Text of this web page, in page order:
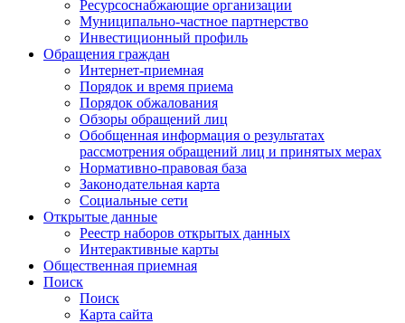
Ресурсоснабжающие организации
Муниципально-частное партнерство
Инвестиционный профиль
Обращения граждан
Интернет-приемная
Порядок и время приема
Порядок обжалования
Обзоры обращений лиц
Обобщенная информация о результатах
рассмотрения обращений лиц и принятых мерах
Нормативно-правовая база
Законодательная карта
Социальные сети
Открытые данные
Реестр наборов открытых данных
Интерактивные карты
Общественная приемная
Поиск
Поиск
Карта сайта